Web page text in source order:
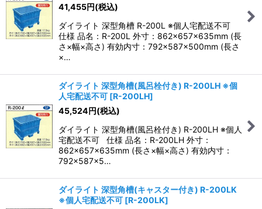
41,455円(税込)
ダイライト 深型角槽 R-200L ※個人宅配送不可
仕様 品名：R-200L 外寸：862×657×635mm (長
さ×幅×高さ) 有効内寸：792×587×500mm (長さ
×…
ダイライト 深型角槽(風呂栓付き) R-200LH ※個
人宅配送不可 [R-200LH]
45,524円(税込)
ダイライト 深型角槽(風呂栓付き) R-200LH ※個人
宅配送不可 仕様 品名：R-200LH 外寸：
862×657×635mm (長さ×幅×高さ) 有効内寸：
792×587×5…
ダイライト 深型角槽(キャスター付き) R-200LK
※個人宅配送不可 [R-200LK]